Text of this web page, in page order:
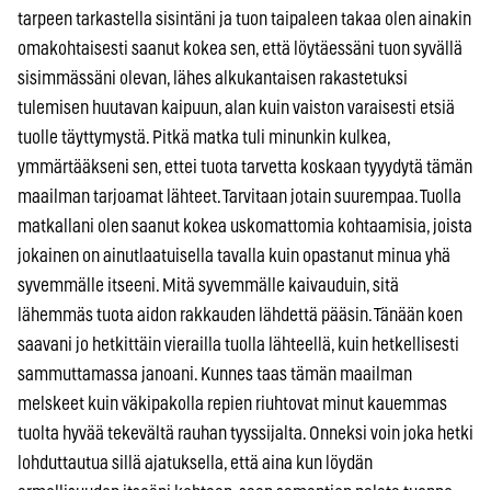
tarpeen tarkastella sisintäni ja tuon taipaleen takaa olen ainakin
omakohtaisesti saanut kokea sen, että löytäessäni tuon syvällä
sisimmässäni olevan, lähes alkukantaisen rakastetuksi
tulemisen huutavan kaipuun, alan kuin vaiston varaisesti etsiä
tuolle täyttymystä. Pitkä matka tuli minunkin kulkea,
ymmärtääkseni sen, ettei tuota tarvetta koskaan tyyydytä tämän
maailman tarjoamat lähteet. Tarvitaan jotain suurempaa. Tuolla
matkallani olen saanut kokea uskomattomia kohtaamisia, joista
jokainen on ainutlaatuisella tavalla kuin opastanut minua yhä
syvemmälle itseeni. Mitä syvemmälle kaivauduin, sitä
lähemmäs tuota aidon rakkauden lähdettä pääsin. Tänään koen
saavani jo hetkittäin vierailla tuolla lähteellä, kuin hetkellisesti
sammuttamassa janoani. Kunnes taas tämän maailman
melskeet kuin väkipakolla repien riuhtovat minut kauemmas
tuolta hyvää tekevältä rauhan tyyssijalta. Onneksi voin joka hetki
lohduttautua sillä ajatuksella, että aina kun löydän